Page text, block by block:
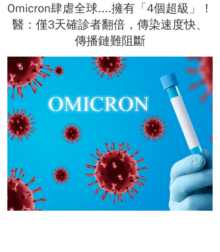
Omicron肆虐全球....擁有「4個超級」！
醫：僅3天確診者翻倍，傳染速度快、
傳播鏈難阻斷